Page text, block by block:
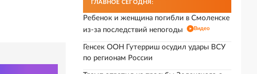
ГЛАВНОЕ СЕГОДНЯ:
Ребенок и женщина погибли в Смоленске
из-за последствий непогоды
Видео
Генсек ООН Гутерриш осудил удары ВСУ
по регионам России